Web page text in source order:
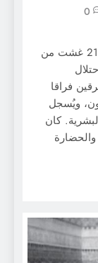
في مثل هذا اليوم منذ 602 سنة، أي في 21 غشت من
فراقا
ويُسجل
كان